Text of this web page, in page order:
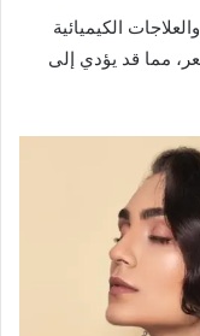
الكيميائية
مما قد يؤدي إلى